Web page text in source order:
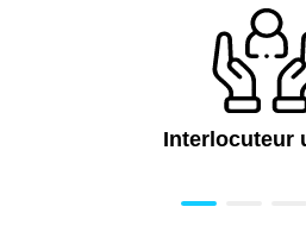
Interlocuteur